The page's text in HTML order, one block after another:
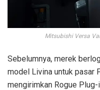
Mitsubishi Versa
Sebelumnya, merek
model Livina untuk pasar
mengirimkan Rogue